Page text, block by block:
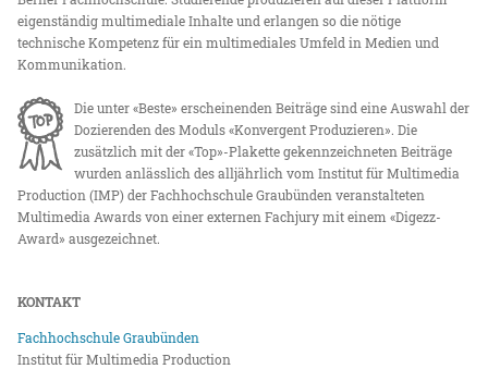
eigenständig multimediale Inhalte und erlangen so die nötige
technische Kompetenz für ein multimediales Umfeld in Medien und
Kommunikation.
Die unter «Beste» erscheinenden Beiträge sind eine Auswahl der
Dozierenden des Moduls «Konvergent Produzieren». Die
zusätzlich mit der «Top»-Plakette gekennzeichneten Beiträge
wurden anlässlich des alljährlich vom Institut für Multimedia
Production (IMP) der Fachhochschule Graubünden veranstalteten
Multimedia Awards von einer externen Fachjury mit einem «Digezz-
Award» ausgezeichnet.
KONTAKT
Fachhochschule Graubünden
Institut für Multimedia Production